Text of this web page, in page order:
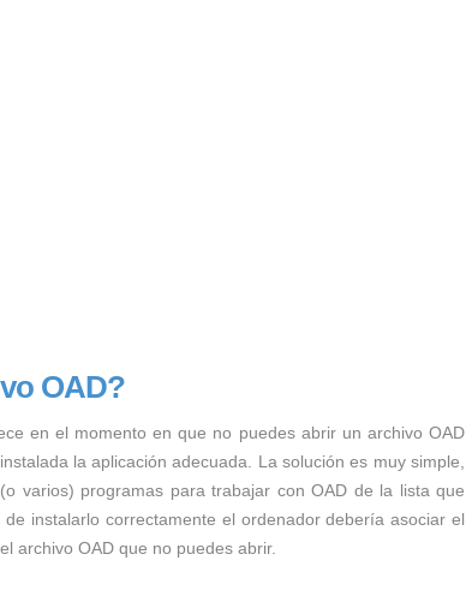
OAD?
en el momento en que no puedes abrir un archivo OAD
la aplicación adecuada. La solución es muy simple,
varios) programas para trabajar con OAD de la lista que
instalarlo correctamente el ordenador debería asociar el
archivo OAD que no puedes abrir.